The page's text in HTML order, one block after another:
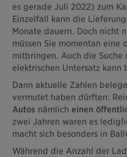
es gerade Juli 2022) zum
Einzelfall kann die
Monate dauern. Doch nicht
müssen Sie momentan eine
mitbringen. Auch die Suche
elektrischen Untersatz kann
Dann aktuelle Zahlen
vermutet haben dürften:
Autos nämlich einen
zwei Jahren waren es
macht sich besonders in
Während die Anzahl der